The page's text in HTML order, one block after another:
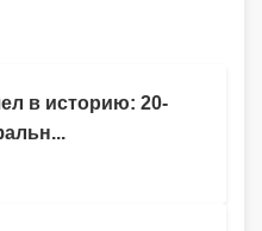
в историю: 20-